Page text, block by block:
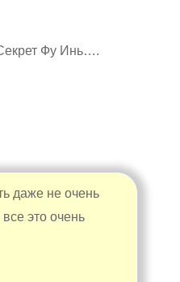
Фу Инь….
даже не очень
это очень